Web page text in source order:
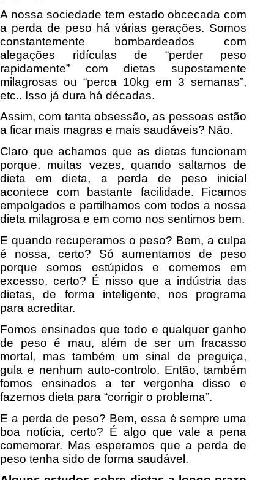
A nossa sociedade tem estado obcecada com
a perda de peso há várias gerações. Somos
constantemente bombardeados com
alegações ridículas de “perder peso
rapidamente” com dietas supostamente
milagrosas ou “perca 10kg em 3 semanas”,
etc.. Isso já dura há décadas.
Assim, com tanta obsessão, as pessoas estão
a ficar mais magras e mais saudáveis? Não.
Claro que achamos que as dietas funcionam
porque, muitas vezes, quando saltamos de
dieta em dieta, a perda de peso inicial
acontece com bastante facilidade. Ficamos
empolgados e partilhamos com todos a nossa
dieta milagrosa e em como nos sentimos bem.
E quando recuperamos o peso? Bem, a culpa
é nossa, certo? Só aumentamos de peso
porque somos estúpidos e comemos em
excesso, certo? É nisso que a indústria das
dietas, de forma inteligente, nos programa
para acreditar.
Fomos ensinados que todo e qualquer ganho
de peso é mau, além de ser um fracasso
mortal, mas também um sinal de preguiça,
gula e nenhum auto-controlo. Então, também
fomos ensinados a ter vergonha disso e
fazemos dieta para “corrigir o problema”.
E a perda de peso? Bem, essa é sempre uma
boa notícia, certo? É algo que vale a pena
comemorar. Mas esperamos que a perda de
peso tenha sido de forma saudável.